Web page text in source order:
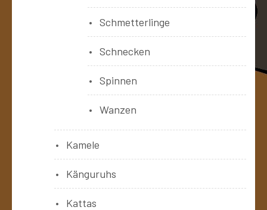
Schmetterlinge
Schnecken
Spinnen
Wanzen
Kamele
Känguruhs
Kattas